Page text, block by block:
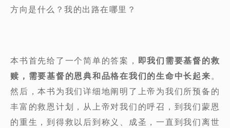
方向是什么？我的出路在哪里？
本书首先给了一个简单的答案， 即我们需要基督的救
赎，需要基督的恩典和品格在我们的生命中长起来。
然后，本书为我们详细地阐明了上帝为我们所预备的
丰富的救恩计划，从上帝对我们的呼召，到我们蒙恩
的重生，到得救以后到称义、成圣，一直到我们离世